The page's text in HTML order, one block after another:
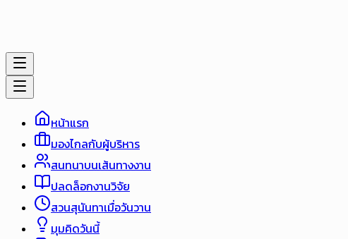
หน้าแรก
มองไกลกับผู้บริหาร
สนทนาบนเส้นทางงาน
ปลดล็อกงานวิจัย
สวนสุนันทาเมื่อวันวาน
มุมคิดวันนี้